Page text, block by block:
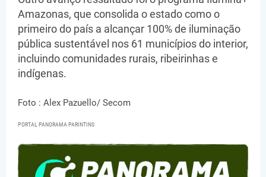
Amazonas, que consolida o estado como o
primeiro do país a alcançar 100% de iluminação
pública sustentável nos 61 municípios do interior,
incluindo comunidades rurais, ribeirinhas e
indígenas.
Foto : Alex Pazuello/ Secom
PORTAL PANORAMA PARINTINS